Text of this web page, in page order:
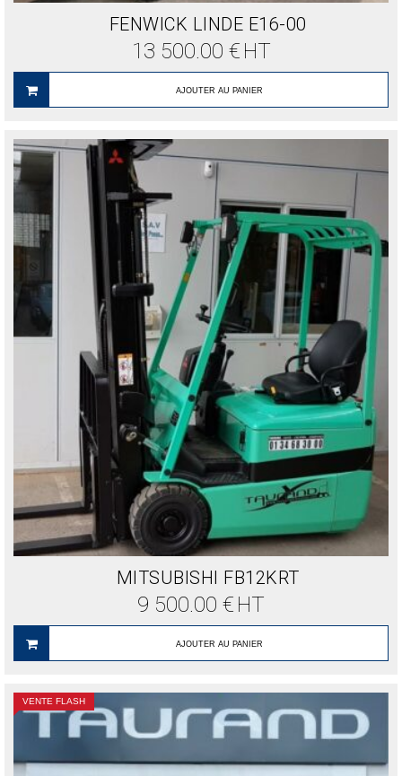
FENWICK LINDE E16-00
13 500.00 € HT
AJOUTER AU PANIER
MITSUBISHI FB12KRT
9 500.00 € HT
AJOUTER AU PANIER
VENTE FLASH